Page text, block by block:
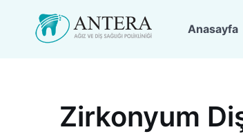
Anasayfa
Zirkonyum